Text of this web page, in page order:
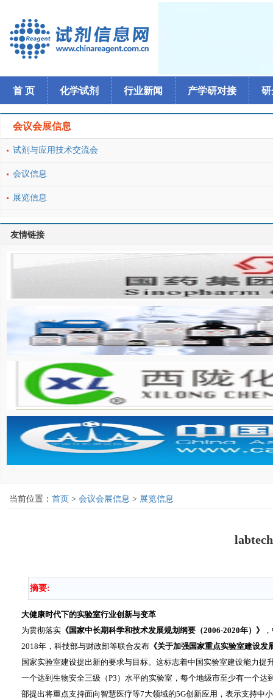
首 页 化学试剂 行业新闻 产学研对接 研
会议会展信息
试剂与应用技术交流会
会议信息
展览信息
友情链接
当前位置： 首页 > 会议会展信息 > 展览信息
摘要:
大健康时代下的实验室行业创新与变革
为贯彻落实 《国家中长期科学和技术发展规划纲要（2006-2020年）》
2018年，科技部与财政部等联合发布 《关于加强国家重点实验室建设发
国家实验室建设提出新的要求与目标。这标志着中国实验室建设能力提
一个达到生物安全三级（P3）水平的实验室，每个地级市至少有一个
部提出将重点支持面向智慧医疗等7大领域的5G创新应用，表示支持中